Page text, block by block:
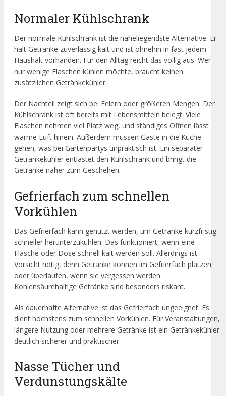
Normaler Kühlschrank
Der normale Kühlschrank ist die naheliegendste Alternative. Er
hält Getränke zuverlässig kalt und ist ohnehin in fast jedem
Haushalt vorhanden. Für den Alltag reicht das völlig aus. Wer
nur wenige Flaschen kühlen möchte, braucht keinen
zusätzlichen Getränkekühler.
Der Nachteil zeigt sich bei Feiern oder größeren Mengen. Der
Kühlschrank ist oft bereits mit Lebensmitteln belegt. Viele
Flaschen nehmen viel Platz weg, und ständiges Öffnen lässt
warme Luft hinein. Außerdem müssen Gäste in die Küche
gehen, was bei Gartenpartys unpraktisch ist. Ein separater
Getränkekühler entlastet den Kühlschrank und bringt die
Getränke näher zum Geschehen.
Gefrierfach zum schnellen
Vorkühlen
Das Gefrierfach kann genutzt werden, um Getränke kurzfristig
schneller herunterzukühlen. Das funktioniert, wenn eine
Flasche oder Dose schnell kalt werden soll. Allerdings ist
Vorsicht nötig, denn Getränke können im Gefrierfach platzen
oder überlaufen, wenn sie vergessen werden.
Kohlensäurehaltige Getränke sind besonders riskant.
Als dauerhafte Alternative ist das Gefrierfach ungeeignet. Es
dient höchstens zum schnellen Vorkühlen. Für Veranstaltungen,
längere Nutzung oder mehrere Getränke ist ein Getränkekühler
deutlich sicherer und praktischer.
Nasse Tücher und
Verdunstungskälte